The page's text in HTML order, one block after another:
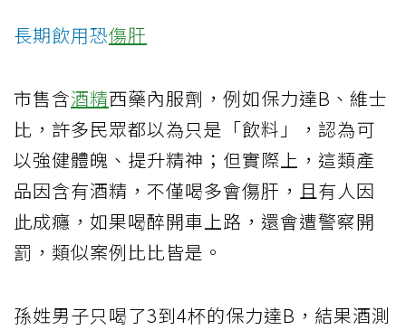
長期飲用恐傷肝
市售含酒精西藥內服劑，例如保力達B、維士
比，許多民眾都以為只是「飲料」，認為可
以強健體魄、提升精神；但實際上，這類產
品因含有酒精，不僅喝多會傷肝，且有人因
此成癮，如果喝醉開車上路，還會遭警察開
罰，類似案例比比皆是。
孫姓男子只喝了3到4杯的保力達B，結果酒測